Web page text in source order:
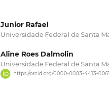
Junior Rafael
Universidade Federal de Santa
Aline Roes Dalmolin
Universidade Federal de Santa
https://orcid.org/0000-0003-4413-0061